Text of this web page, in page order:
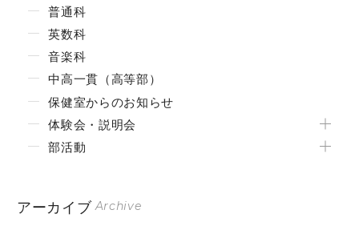
普通科
英数科
音楽科
中高一貫（高等部）
保健室からのお知らせ
体験会・説明会
部活動
アーカイブ Archive